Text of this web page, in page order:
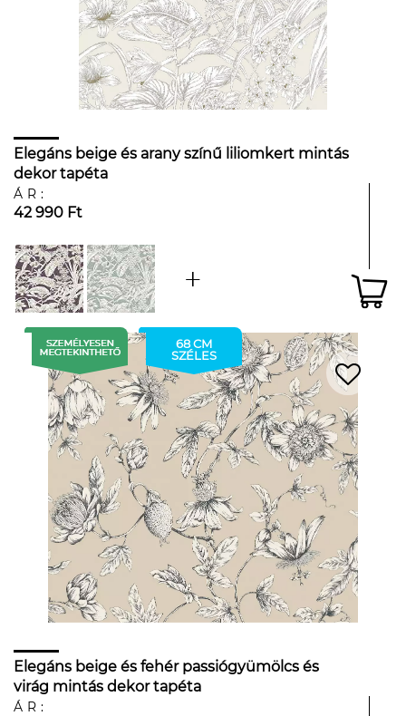
Elegáns beige és arany színű liliomkert mintás
dekor tapéta
ÁR:
42 990 Ft
68 CM
SZÉLES
Elegáns beige és fehér passiógyümölcs és
virág mintás dekor tapéta
ÁR: